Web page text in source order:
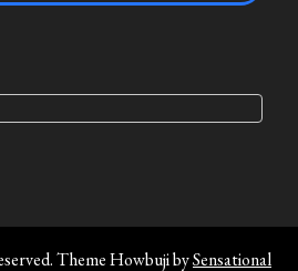
Theme Howbuji bySensational